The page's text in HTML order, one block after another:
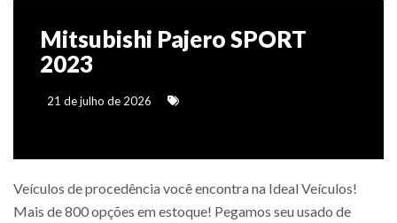
Mitsubishi Pajero SPORT
2023
21 de julho de 2026
Veículos de procedência você encontra na Ideal Veículos!
Mais de 800 opções em estoque! Pegamos seu usado de